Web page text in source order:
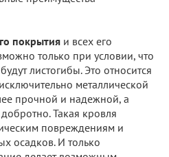
покрытия и всех его
только при условии, что
листогибы. Это относится
металлической
прочной и надежной, а
Такая кровля
повреждениям и
осадков. И только